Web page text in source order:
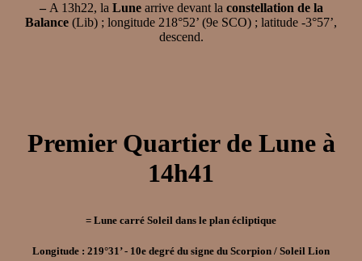
–A 13h22, la Lunearrive devant la constellation de la
Balance (Lib) ; longitude 218°52’ (9e SCO) ; latitude -3°57’,
descend.
Premier Quartier de Lune à
14h41
= Lune carré Soleil dans le plan écliptique
Longitude : 219°31’ - 10e degré du signe du Scorpion / Soleil Lion